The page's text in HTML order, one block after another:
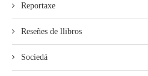
Reportaxe
Reseñes de llibros
Sociedá